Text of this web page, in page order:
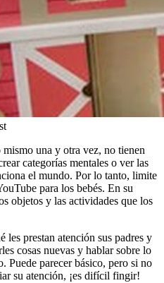
una y otra vez, no tienen
categorías mentales o ver las
el mundo. Por lo tanto, limite
para los bebés. En su
objetos y las actividades que los
les prestan atención sus padres y
cosas nuevas y hablar sobre lo
Puede parecer básico, pero si no
su atención, ¡es difícil fingir!​